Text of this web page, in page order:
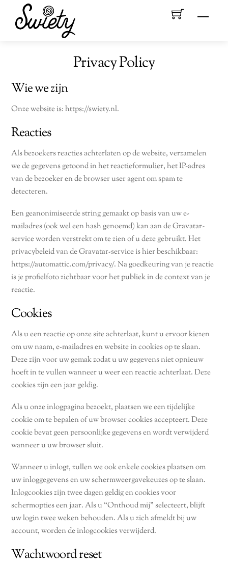
content
Menu
Privacy Policy
Wie we zijn
Onze website is: https://swiety.nl.
Reacties
Als bezoekers reacties achterlaten op de website, verzamelen
we de gegevens getoond in het reactieformulier, het IP-adres
van de bezoeker en de browser user agent om spam te
detecteren.
Een geanonimiseerde string gemaakt op basis van uw e-
mailadres (ook wel een hash genoemd) kan aan de Gravatar-
service worden verstrekt om te zien of u deze gebruikt. Het
privacybeleid van de Gravatar-service is hier beschikbaar:
https://automattic.com/privacy/. Na goedkeuring van je reactie
is je profielfoto zichtbaar voor het publiek in de context van je
reactie.
Cookies
Als u een reactie op onze site achterlaat, kunt u ervoor kiezen
om uw naam, e-mailadres en website in cookies op te slaan.
Deze zijn voor uw gemak zodat u uw gegevens niet opnieuw
hoeft in te vullen wanneer u weer een reactie achterlaat. Deze
cookies zijn een jaar geldig.
Als u onze inlogpagina bezoekt, plaatsen we een tijdelijke
cookie om te bepalen of uw browser cookies accepteert. Deze
cookie bevat geen persoonlijke gegevens en wordt verwijderd
wanneer u uw browser sluit.
Wanneer u inlogt, zullen we ook enkele cookies plaatsen om
uw inloggegevens en uw schermweergavekeuzes op te slaan.
Inlogcookies zijn twee dagen geldig en cookies voor
schermopties een jaar. Als u “Onthoud mij” selecteert, blijft
uw login twee weken behouden. Als u zich afmeldt bij uw
account, worden de inlogcookies verwijderd.
Wachtwoord reset